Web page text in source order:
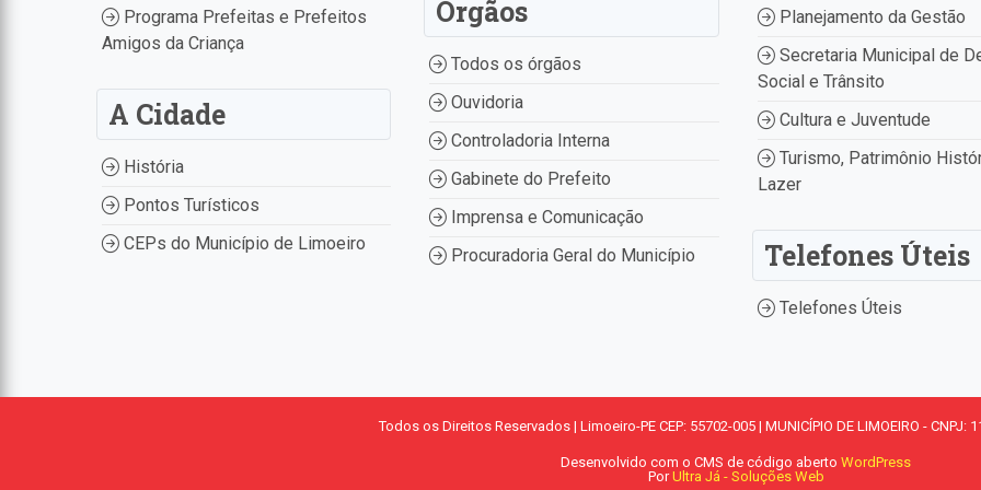
Programa Prefeitas e Prefeitos
Amigos da Criança
A Cidade
História
Pontos Turísticos
CEPs do Município de Limoeiro
Órgãos
Todos os órgãos
Ouvidoria
Controladoria Interna
Gabinete do Prefeito
Imprensa e Comunicação
Procuradoria Geral do Município
Planejamento da Gestão
Secretaria Municipal de
Social e Trânsito
Cultura e Juventude
Turismo, Patrimônio
Lazer
Telefones Úteis
Telefones Úteis
Todos os Direitos Reservados | Limoeiro-PE CEP: 55702-005 | MUNICÍPIO DE LIMOEIRO - CNPJ:
Desenvolvido com o CMS de código aberto WordPress
PorUltra Já - Soluções Web